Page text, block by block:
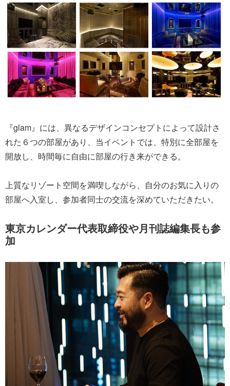
『glam』には、異なるデザインコンセプトによって設計さ
れた６つの部屋があり、当イベントでは、特別に全部屋を
開放し、時間毎に自由に部屋の行き来ができる。
上質なリゾート空間を満喫しながら、自分のお気に入りの
部屋へ入室し、参加者同士の交流を深めていただきたい。
東京カレンダー代表取締役や月刊誌編集長も参
加